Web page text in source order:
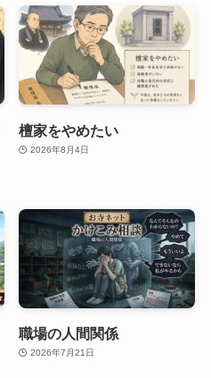
檀家をやめたい
2026年8月4日
職場の人間関係
2026年7月21日